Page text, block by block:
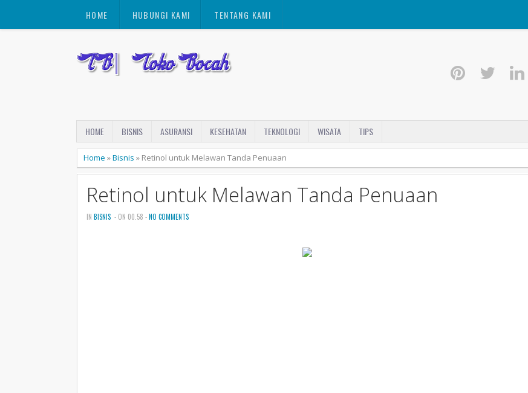
HOME HUBUNGI KAMI TENTANG KAMI
HOME BISNIS ASURANSI KESEHATAN TEKNOLOGI WISATA TIPS
Home »Bisnis » Retinol untuk Melawan Tanda Penuaan
Retinol untuk Melawan Tanda Penuaan
IN BISNIS - ON 00.58 -NO COMMENTS